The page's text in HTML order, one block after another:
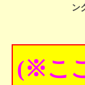
ン
(※こ